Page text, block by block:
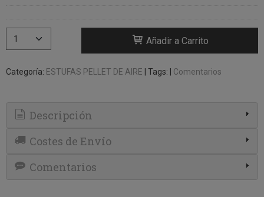
Añadir a Carrito
Categoría: ESTUFAS PELLET DE AIRE | Tags: | Comentarios
Descripción
Costes de Envío
Comentarios